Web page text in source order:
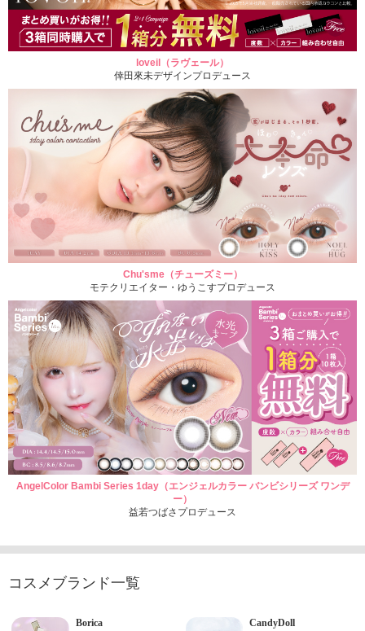
loveil（ラヴェール）
倖田來未デザインプロデュース
Chu'sme（チューズミー）
モテクリエイター・ゆうこすプロデュース
AngelColor Bambi Series 1day（エンジェルカラー バンビシリーズ ワンデ
ー）
益若つばさプロデュース
コスメブランド一覧